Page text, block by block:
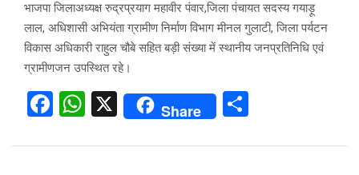
भाजपा जिलाअध्यक्ष रुद्रप्रयाग महावीर पंवार,जिला पंचायत सदस्य गयाड़ू
लाल, अधिशासी अभियंता ग्रामीण निर्माण विभाग मीनल गुलाटी, जिला पर्यटन
विकास अधिकारी राहुल चौबे सहित बड़ी संख्या में स्थानीय जनप्रतिनिधि एवं
ग्रामीणजन उपस्थित रहे।
F
ce
W
at
X Share
ar